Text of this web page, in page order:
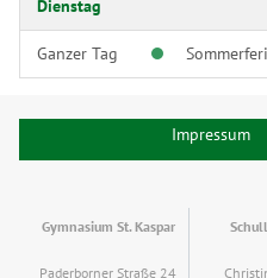
Dienstag
Ganzer Tag
Impressum
Gymnasium St. Kaspar
Paderborner Straße 24